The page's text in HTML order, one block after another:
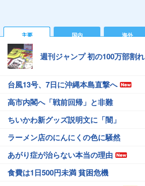
主要 国内 海外
週刊ジャンプ 初の100万部割れ
台風13号、7日に沖縄本島直撃へ
高市内閣へ「戦前回帰」と非難
ちいかわ新グッズ説明文に「闇」
ラーメン店のにんにくの色に騒然
あがり症が治らない本当の理由
食費は1日500円未満 貧困危機